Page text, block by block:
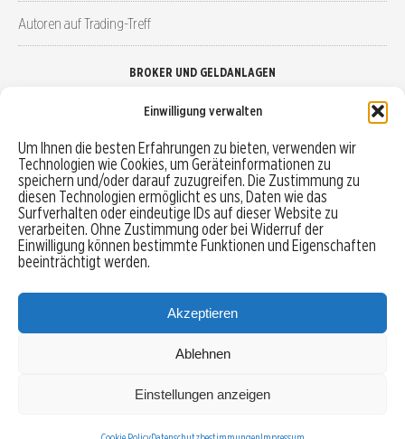
Einwilligung verwalten
Um Ihnen die besten Erfahrungen zu bieten, verwenden wir
Technologien wie Cookies, um Geräteinformationen zu
speichern und/oder darauf zuzugreifen. Die Zustimmung zu
diesen Technologien ermöglicht es uns, Daten wie das
Surfverhalten oder eindeutige IDs auf dieser Website zu
verarbeiten. Ohne Zustimmung oder bei Widerruf der
Einwilligung können bestimmte Funktionen und Eigenschaften
beeinträchtigt werden.
Akzeptieren
Ablehnen
Einstellungen anzeigen
Autoren auf Trading-Treff
BROKER UND GELDANLAGEN
Robo-Advisor vergleichen
Depotvergleich
Festgeld vergleichen
Tagesgeld vergleichen